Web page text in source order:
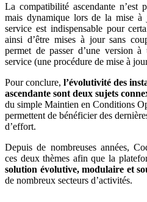
La compatibilité ascendante n’est
mais dynamique lors de la mise
service est indispensable pour
ainsi d’être mises à jour sans
permet de passer d’une version
service (une procédure de mise à
Pour conclure, l’évolutivité des
ascendante sont deux sujets
du simple Maintien en Conditions
permettent de bénéficier des
d’effort.
Depuis de nombreuses années,
ces deux thèmes afin que la
solution évolutive, modulaire et
de nombreux secteurs d’activités.